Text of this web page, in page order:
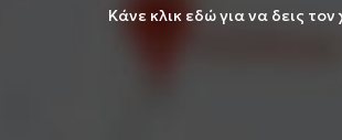
Κάνε κλικ εδώ για να δεις τον